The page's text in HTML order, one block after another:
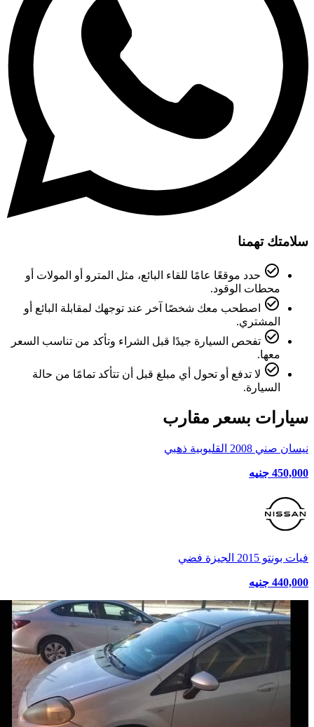
سلامتك تهمنا
check_circle_outline حدد موقعًا عامًا للقاء البائع، مثل المترو أو المولات أو
محطات الوقود.
check_circle_outline
اصطحب معك شخصًا آخر عند توجهك لمقابلة البائع أو
المشتري.
check_circle_outline تفحص السيارة جيدًا قبل الشراء وتأكد من تناسب السعر
معها.
check_circle_outline لا تدفع أو تحول أي مبلغ قبل أن تتأكد تمامًا من حالة
السيارة.
سيارات بسعر مقارب
نيسان صني 2008 القليوبية ذهبي
450,000 جنيه
فيات بونتو 2015 الجيزة فضي
440,000 جنيه